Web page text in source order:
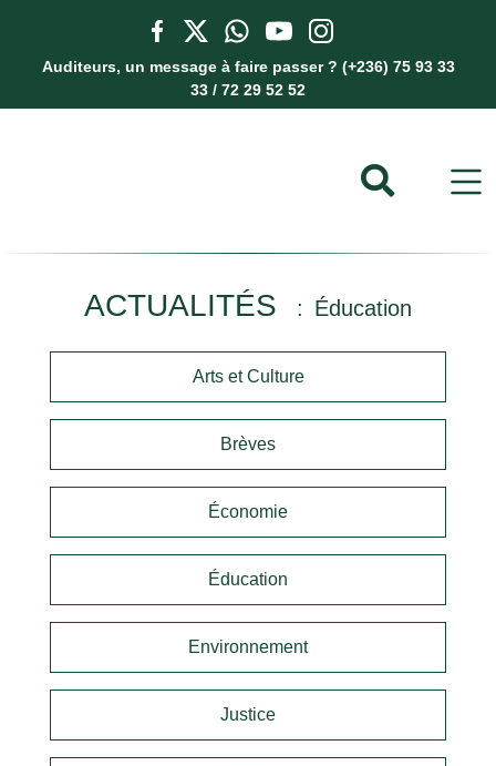
Auditeurs, un message à faire passer ? (+236) 75 93 33
33 / 72 29 52 52
ACTUALITÉS Éducation
Arts et Culture
Brèves
Économie
Éducation
Environnement
Justice